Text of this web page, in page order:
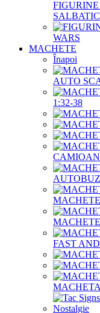
WARS
MACHETE
Înapoi
AUTO
1:32-38
FAST